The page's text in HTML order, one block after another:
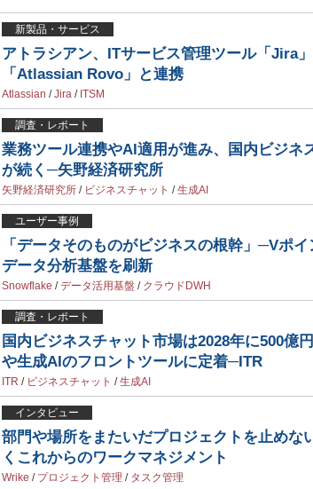
新製品・サービス
アトラシアン、ITサービス管理ツール「Jira」
「Atlassian Rovo」と連携
Atlassian /Jira / ITSM
調査・レポート
業務ツール連携やAI適用が進み、国内ビジネ
が続く─矢野経済研究所
矢野経済研究所 / ビジネスチャット /生成AI
ユーザー事例
「データそのものがビジネスの根幹」─Vポ
データ分析基盤を刷新
Snowflake /データ活用基盤 / クラウドDWH
調査・レポート
国内ビジネスチャット市場は2028年に500億
や生成AIのフロントツールに定着─ITR
ITR / ビジネスチャット /生成AI
インタビュー
部門や場所をまたいだプロジェクトを止めな
くこれからのワークマネジメント
Wrike / プロジェクト管理 / タスク管理